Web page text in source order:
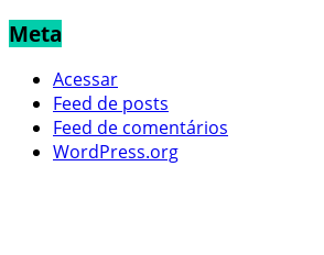
Meta
Acessar
Feed de posts
Feed de comentários
WordPress.org